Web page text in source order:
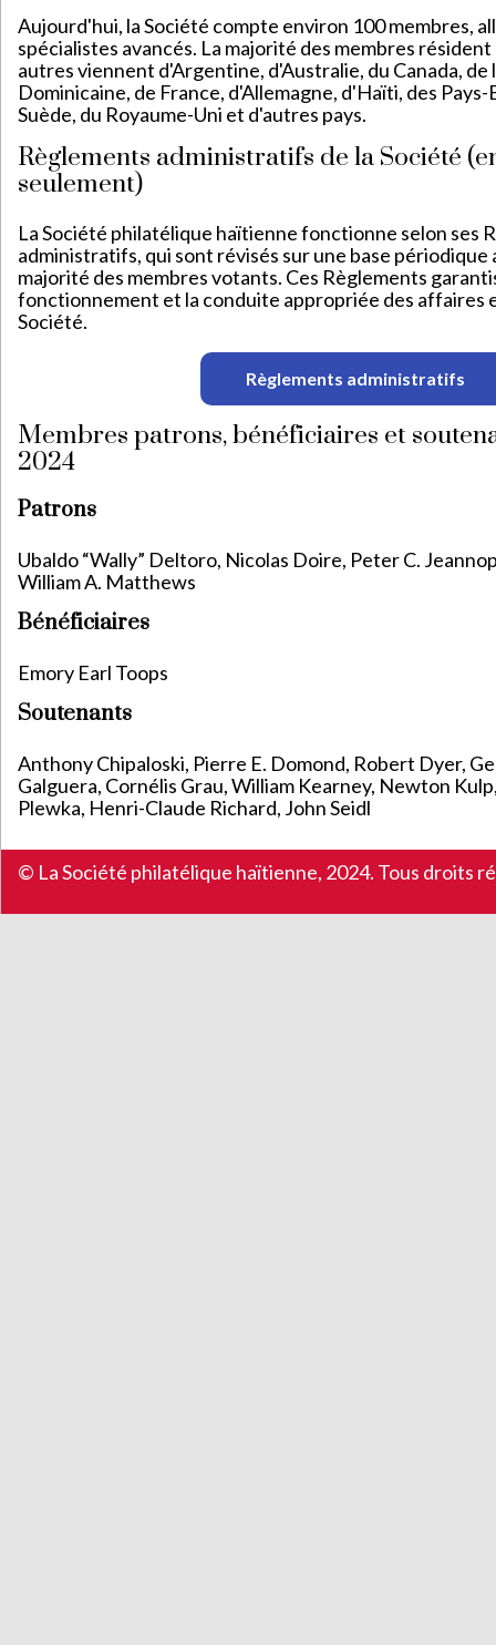
Aujourd'hui, la Société compte environ 100 membres,
spécialistes avancés. La majorité des membres
autres viennent d'Argentine, d'Australie, du Canada, de
Dominicaine, de France, d'Allemagne, d'Haïti, des Pays-
Suède, du Royaume-Uni et d'autres pays.
Règlements administratifs de la Société
seulement)
La Société philatélique haïtienne fonctionne selon ses
administratifs, qui sont révisés sur une base périodique
majorité des membres votants. Ces Règlements
fonctionnement et la conduite appropriée des affaires
Société.
Règlements administratifs
Membres patrons, bénéficiaires et
2024
Patrons
Ubaldo “Wally” Deltoro, Nicolas Doire, Peter C.
William A. Matthews
Bénéficiaires
Emory Earl Toops
Soutenants
Anthony Chipaloski, Pierre E. Domond, Robert Dyer,
Galguera, Cornélis Grau, William Kearney, Newton
Plewka, Henri-Claude Richard, John Seidl
© La Société philatélique haïtienne, 2024. Tous droits